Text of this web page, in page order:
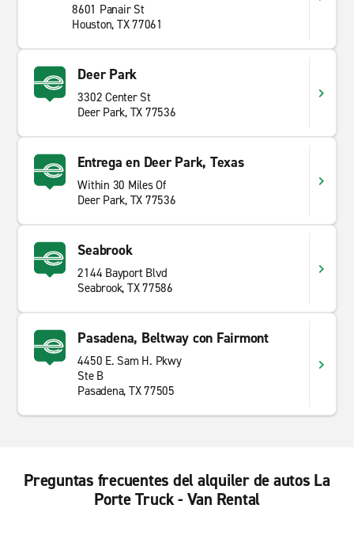
8601 Panair St
Houston, TX 77061
Deer Park
3302 Center St
Deer Park, TX 77536
Entrega en Deer Park, Texas
Within 30 Miles Of
Deer Park, TX 77536
Seabrook
2144 Bayport Blvd
Seabrook, TX 77586
Pasadena, Beltway con Fairmont
4450 E. Sam H. Pkwy
Ste B
Pasadena, TX 77505
Preguntas frecuentes del alquiler de autos La
Porte Truck - Van Rental